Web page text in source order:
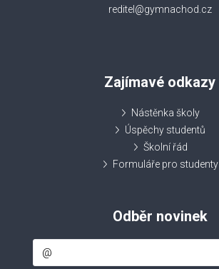
reditel@gymnachod.cz
Zajímavé odkazy
Nástěnka školy
Úspěchy studentů
Školní řád
Formuláře pro studenty
Odběr novinek